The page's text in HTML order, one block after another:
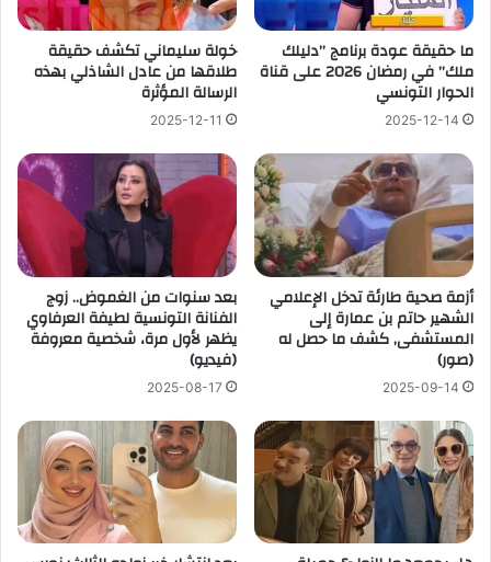
ما حقيقة عودة برنامج ”دليلك
ملك” في رمضان 2026 على قناة
الحوار التونسي
2025-12-14
خولة سليماني تكشف حقيقة
طلاقها من عادل الشاذلي بهذه
الرسالة المؤثرة
2025-12-11
أزمة صحية طارئة تدخل الإعلامي
الشهير حاتم بن عمارة إلى
المستشفى, كشف ما حصل له
(صور)
2025-09-14
بعد سنوات من الغموض.. زوج
الفنانة التونسية لطيفة العرفاوي
يظهر لأول مرة، شخصية معروفة
(فيديو)
2025-08-17